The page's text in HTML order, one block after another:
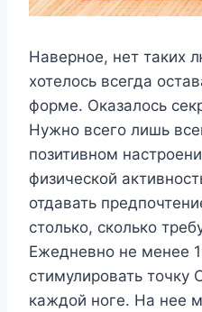
Наверное, нет таких
хотелось всегда
форме. Оказалось
Нужно всего лишь
позитивном
физической
отдавать
столько, сколько
Ежедневно не менее
стимулировать точку
каждой ноге. На нее